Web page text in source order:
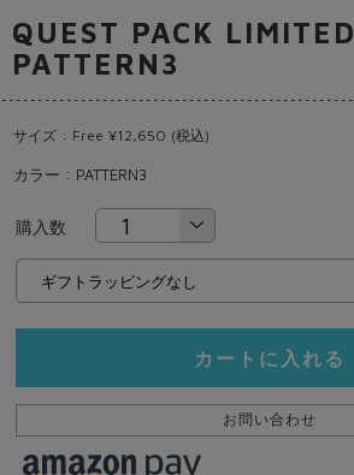
QUEST PACK LIMITED
PATTERN3
サイズ : Free ¥12,650 (税込)
カラー : PATTERN3
購入数
カートに入れる
お問い合わせ